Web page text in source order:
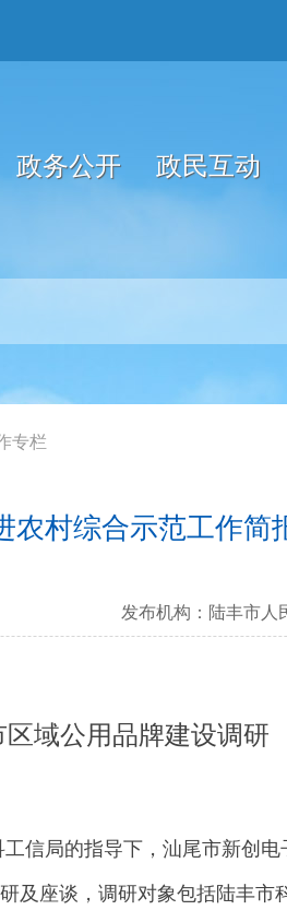
政务公开 政民互动
专栏
农村综合示范工作简
发布机构： 陆丰市人
区域公用品牌建设调研
信局的指导下，汕尾市新创
座谈，调研对象包括陆丰